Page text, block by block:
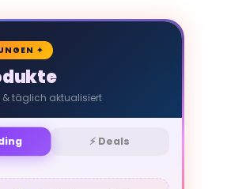
🛒
✦
& täglich aktualisiert
⚡ Deals